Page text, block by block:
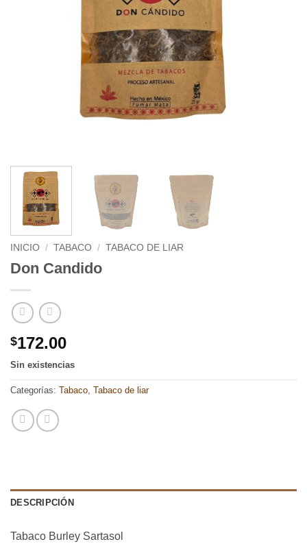
INICIO / TABACO / TABACO DE LIAR
Don Candido
$172.00
Sin existencias
Categorías: Tabaco Tabaco de liar
DESCRIPCIÓN
Tabaco Burley Sartasol